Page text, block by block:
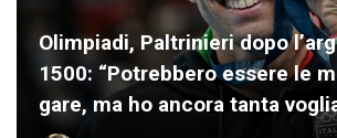
Olimpiadi, Paltrinieri dopo
1500: “Potrebbero essere le
gare, ma ho ancora tanta